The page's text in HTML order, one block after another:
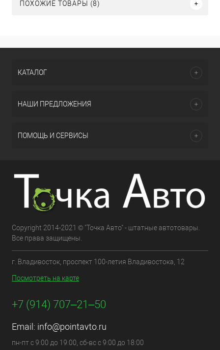
ПОХОЖИЕ ТОВАРЫ (8)
КАТАЛОГ
НАШИ ПРЕДЛОЖЕНИЯ
ПОМОЩЬ И СЕРВИСЫ
Copyright 2014-2021 © "Точка Авто" - штатные автотовары.
Все права защищены.
г. Владивосток, проспект 100-летия Владивостока, 12
Посмотреть на карте
+7 (914) 707‒21‒50
Email: info@pointavto.ru
пн-пт с 9:00 до 19:00, сб-вс с 9:00 до 18:00